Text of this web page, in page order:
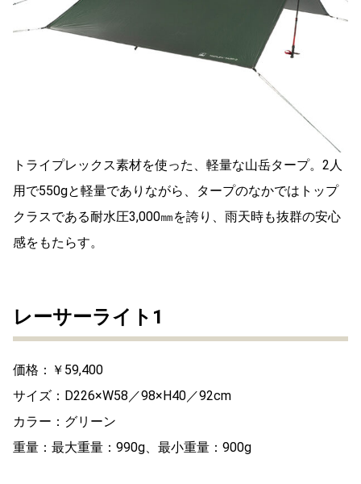
トライプレックス素材を使った、軽量な山岳タープ。2人
用で550gと軽量でありながら、タープのなかではトップ
クラスである耐水圧3,000㎜を誇り、雨天時も抜群の安心
感をもたらす。
レーサーライト1
価格：￥59,400
サイズ：D226×W58／98×H40／92cm
カラー：グリーン
重量：最大重量：990g、最小重量：900g